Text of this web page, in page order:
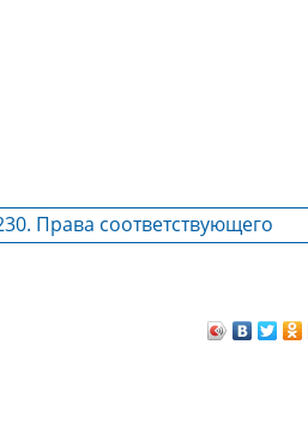
Права соответствующего